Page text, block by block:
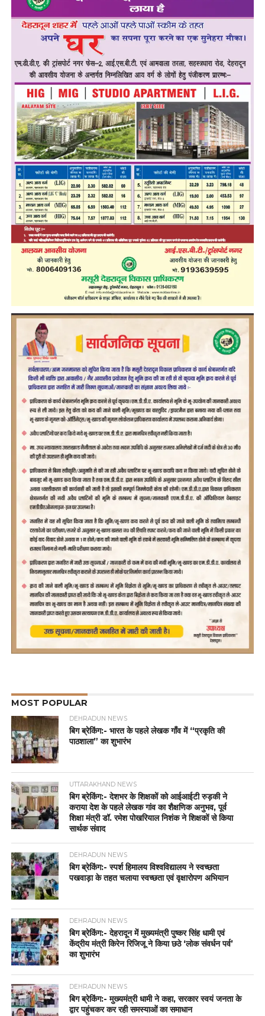
MOST POPULAR
DEHRADUN NEWS
बिग ब्रेकिंग:- भारत के पहले लेखक गाँव में “प्रकृति की
पाठशाला” का शुभारंभ
UTTARAKHAND NEWS
बिग ब्रेकिंग:- देशभर के शिक्षकों को आईआईटी रुड़की ने
कराया देश के पहले लेखक गांव का शैक्षणिक अनुभव, पूर्व
शिक्षा मंत्री डॉ. रमेश पोखरियाल निशंक ने शिक्षकों से किया
सार्थक संवाद
DEHRADUN NEWS
बिग ब्रेकिंग:- स्पर्श हिमालय विश्वविद्यालय ने स्वच्छता
पखवाड़ा के तहत चलाया स्वच्छता एवं वृक्षारोपण अभियान
DEHRADUN NEWS
बिग ब्रेकिंग:- देहरादून में मुख्यमंत्री पुष्कर सिंह धामी एवं
केंद्रीय मंत्री किरेन रिजिजू ने किया छठे ‘लोक संवर्धन पर्व’
का शुभारंभ
DEHRADUN NEWS
बिग ब्रेकिंग:- मुख्यमंत्री धामी ने कहा, सरकार स्वयं जनता के
द्वार पहुंचकर कर रही समस्याओं का समाधान